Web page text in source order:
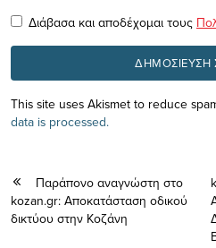
Διάβασα και αποδέχομαι τους
This site uses Akismet to reduce
data is processed.
Παράπονο αναγνώστη στο
kozan.gr: Αποκατάσταση οδικού
δικτύου στην Κοζάνη